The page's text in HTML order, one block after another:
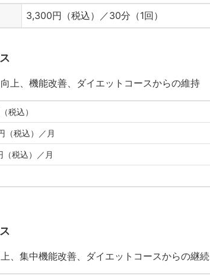
3,300円（税込）／30分（1回）
上、機能改善、ダイエットコースからの維持
税込）
（税込）／月
税込）／月
、集中機能改善、ダイエットコースからの継続